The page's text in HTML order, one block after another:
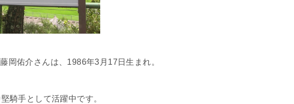
岡佑介さんは、1986年3月17日生まれ。
騎手として活躍中です。